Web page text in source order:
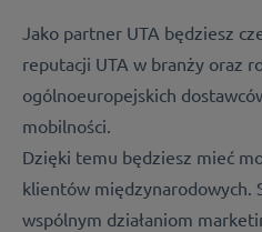
Jako partner UTA będziesz
reputacji UTA w branży oraz
ogólnoeuropejskich
mobilności.
Dzięki temu będziesz mieć
klientów międzynarodowych.
wspólnym działaniom